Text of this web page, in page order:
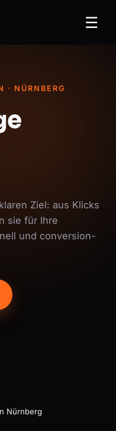
☰
· NÜRNBERG
Ziel: aus Klicks
sie für Ihre
und conversion-
Nürnberg